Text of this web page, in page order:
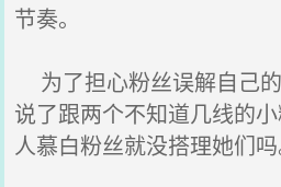
节奏。
为了担心粉丝误解自己
说了跟两个不知道几线的
人慕白粉丝就没搭理她们吗